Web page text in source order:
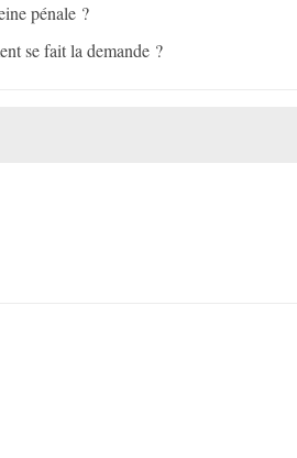
pénale ?
se fait la demande ?